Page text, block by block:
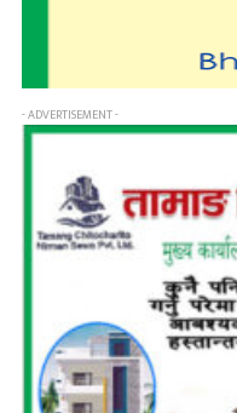
- ADVERTISEMENT -